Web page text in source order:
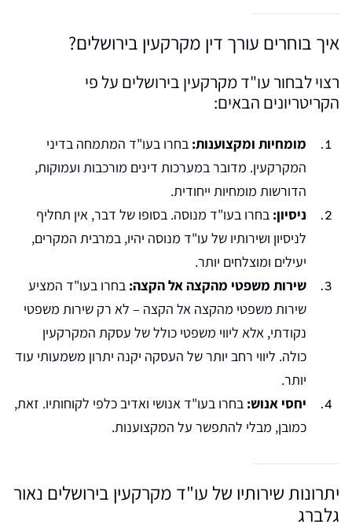
איך בוחרים עורך דין מקרקעין בירושלים?
רצוי לבחור עו"ד מקרקעין בירושלים על פי
הקריטריונים הבאים:
מומחיות ומקצוענות: בחרו בעו"ד המתמחה בדיני
המקרקעין. מדובר במערכות דינים מורכבות ועמוקות,
הדורשות מומחיות ייחודית.
ניסיון: בחרו בעו"ד מנוסה. בסופו של דבר, אין תחליף
לניסיון ושירותיו של עו"ד מנוסה יהיו, במרבית המקרים,
יעילים ומוצלחים יותר.
שירות משפטי מהקצה אל הקצה: בחרו בעו"ד המציע
שירות משפטי מהקצה אל הקצה – לא רק שירות משפטי
נקודתי, אלא ליווי משפטי כולל של עסקת המקרקעין
כולה. ליווי רחב יותר של העסקה יקנה יתרון משמעותי עוד
יותר.
יחסי אנוש: בחרו בעו"ד אנושי ואדיב כלפי לקוחותיו. זאת,
כמובן, מבלי להתפשר על המקצוענות.
יתרונות שירותיו של עו"ד מקרקעין בירושלים נאור
גלברג